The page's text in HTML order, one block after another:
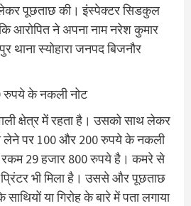
पूछताछ की। इंस्पेक्टर सिडकुल
आरोपित ने अपना नाम नरेश कुमार
थाना स्योहारा जनपद बिजनौर
रुपये के नकली नोट
क्षेत्र में रहता है। उसको साथ लेकर
लेने पर 100 और 200 रुपये के नकली
29 हजार 800 रुपये है। कमरे से
भी मिला है। उससे और पूछताछ
या गिरोह के बारे में पता लगाया